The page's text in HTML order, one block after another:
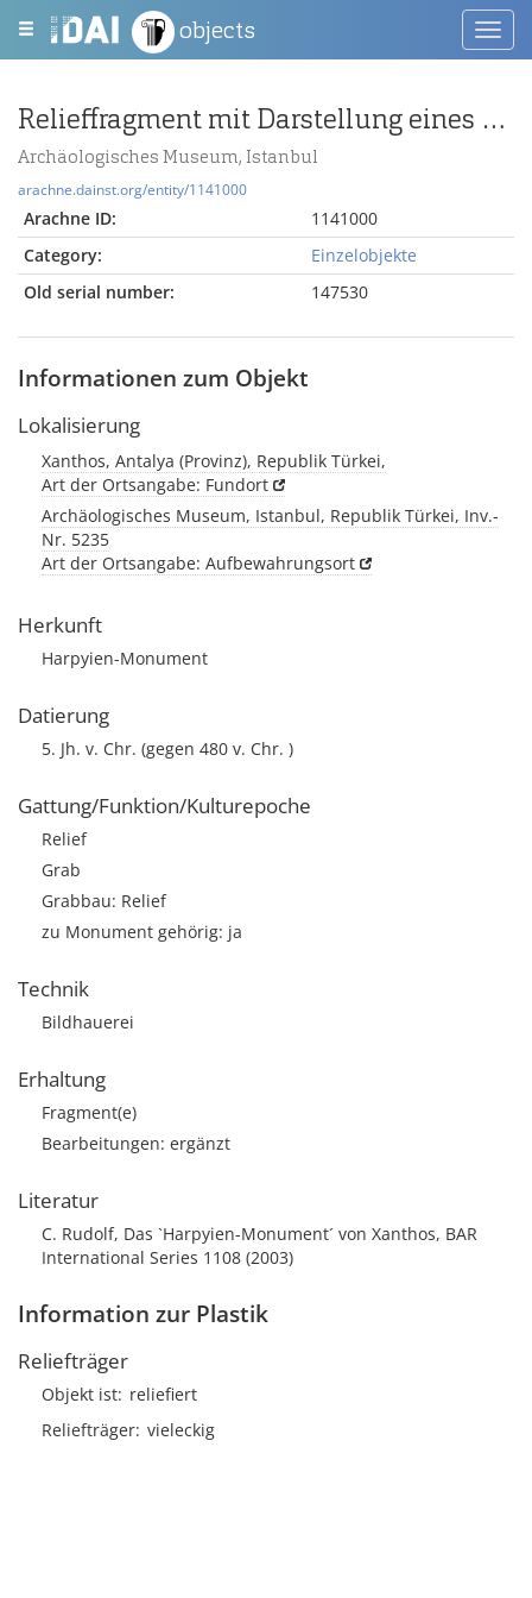
objects
Relieffragment mit Darstellung eines männlichen Kopfes vom Harpyien-Monument
Archäologisches Museum, Istanbul
arachne.dainst.org/entity/1141000
Arachne ID:
1141000
Category:
Einzelobjekte
Old serial number:
147530
Informationen zum Objekt
Lokalisierung
Xanthos, Antalya (Provinz), Republik Türkei,
Art der Ortsangabe: Fundort
Archäologisches Museum, Istanbul, Republik Türkei, Inv.-
Nr. 5235
Art der Ortsangabe: Aufbewahrungsort
Herkunft
Harpyien-Monument
Datierung
5. Jh. v. Chr. (gegen 480 v. Chr. )
Gattung/Funktion/Kulturepoche
Relief
Grab
Grabbau: Relief
zu Monument gehörig: ja
Technik
Bildhauerei
Erhaltung
Fragment(e)
Bearbeitungen: ergänzt
Literatur
C. Rudolf, Das `Harpyien-Monument´ von Xanthos, BAR
International Series 1108 (2003)
Information zur Plastik
Reliefträger
Objekt ist reliefiert
Reliefträger vieleckig